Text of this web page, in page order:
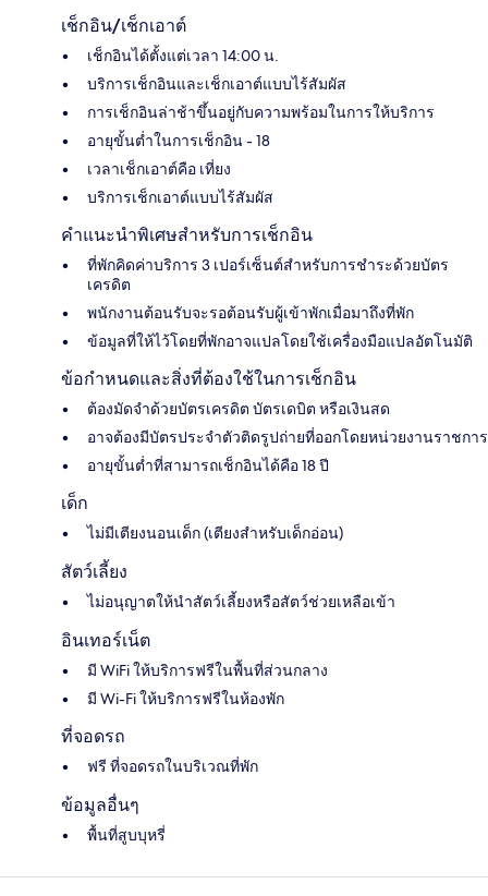
เช็กอิน/เช็กเอาต์
เช็กอินได้ตั้งแต่เวลา 14:00 น.
บริการเช็กอินและเช็กเอาต์แบบไร้สัมผัส
การเช็กอินล่าช้าขึ้นอยู่กับความพร้อมในการให้บริการ
อายุขั้นต่ำในการเช็กอิน - 18
เวลาเช็กเอาต์คือ เที่ยง
บริการเช็กเอาต์แบบไร้สัมผัส
คำแนะนำพิเศษสำหรับการเช็กอิน
ที่พักคิดค่าบริการ 3 เปอร์เซ็นต์สำหรับการชำระด้วยบัตร
เครดิต
พนักงานต้อนรับจะรอต้อนรับผู้เข้าพักเมื่อมาถึงที่พัก
ข้อมูลที่ให้ไว้โดยที่พักอาจแปลโดยใช้เครื่องมือแปลอัตโนมัติ
ข้อกำหนดและสิ่งที่ต้องใช้ในการเช็กอิน
ต้องมัดจำด้วยบัตรเครดิต บัตรเดบิต หรือเงินสด
อาจต้องมีบัตรประจำตัวติดรูปถ่ายที่ออกโดยหน่วยงานราชการ
อายุขั้นต่ำที่สามารถเช็กอินได้คือ 18 ปี
เด็ก
ไม่มีเตียงนอนเด็ก (เตียงสำหรับเด็กอ่อน)
สัตว์เลี้ยง
ไม่อนุญาตให้นำสัตว์เลี้ยงหรือสัตว์ช่วยเหลือเข้า
อินเทอร์เน็ต
มี WiFi ให้บริการฟรีในพื้นที่ส่วนกลาง
มี Wi-Fi ให้บริการฟรีในห้องพัก
ที่จอดรถ
ฟรี ที่จอดรถในบริเวณที่พัก
ข้อมูลอื่นๆ
พื้นที่สูบบุหรี่